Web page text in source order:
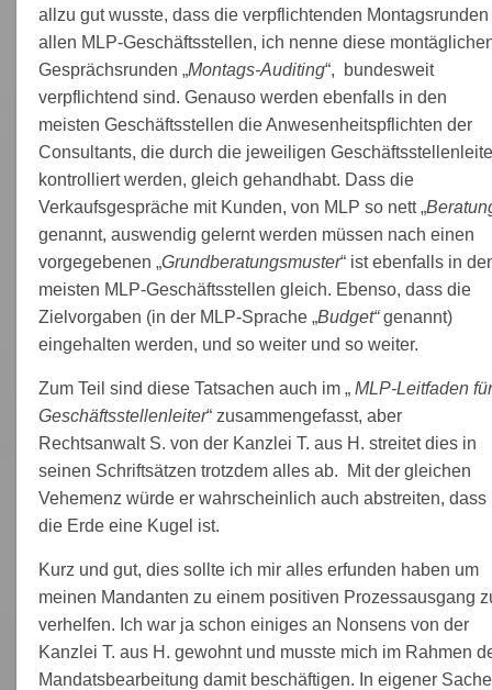
allzu gut wusste, dass die verpflichtenden Montagsrunden
allen MLP-Geschäftsstellen, ich nenne diese
Gesprächsrunden „Montags-Auditing“, bundesweit
verpflichtend sind. Genauso werden ebenfalls in den
meisten Geschäftsstellen die Anwesenheitspflichten der
Consultants, die durch die jeweiligen
kontrolliert werden, gleich gehandhabt. Dass die
Verkaufsgespräche mit Kunden, von MLP so nett „
genannt, auswendig gelernt werden müssen nach einen
vorgegebenen „Grundberatungsmuster“ ist ebenfalls in
meisten MLP-Geschäftsstellen gleich. Ebenso, dass die
Zielvorgaben (in der MLP-Sprache „Budget“genannt)
eingehalten werden, und so weiter und so weiter.
Zum Teil sind diese Tatsachen auch im „ MLP-Leitfaden für
Geschäftsstellenleiter“ zusammengefasst, aber
Rechtsanwalt S. von der Kanzlei T. aus H. streitet dies in
seinen Schriftsätzen trotzdem alles ab. Mit der gleichen
Vehemenz würde er wahrscheinlich auch abstreiten, dass
die Erde eine Kugel ist.
Kurz und gut, dies sollte ich mir alles erfunden haben um
meinen Mandanten zu einem positiven Prozessausgang
verhelfen. Ich war ja schon einiges an Nonsens von der
Kanzlei T. aus H. gewohnt und musste mich im Rahmen
Mandatsbearbeitung damit beschäftigen. In eigener Sache